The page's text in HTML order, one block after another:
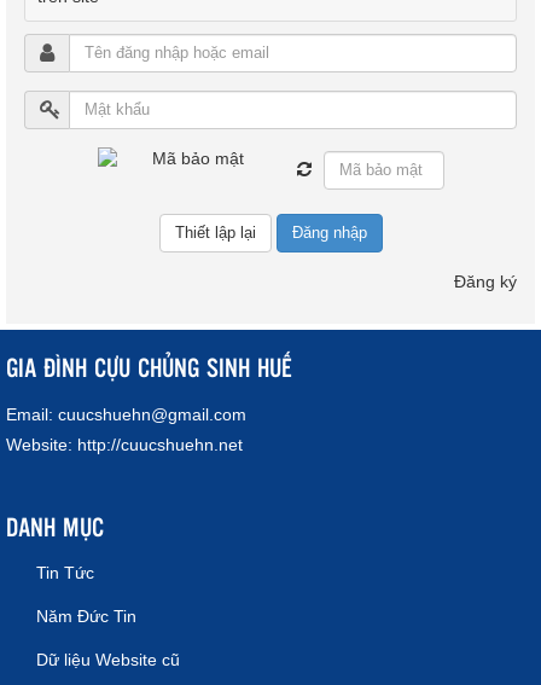
Đăng nhập
Đăng ký
GIA ĐÌNH CỰU CHỦNG SINH HUẾ
Email: cuucshuehn@gmail.com
Website: http://cuucshuehn.net
DANH MỤC
Tin Tức
Năm Đức Tin
Dữ liệu Website cũ